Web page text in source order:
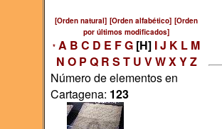
[Orden natural] [Orden alfabético] [Orden
por últimos modificados]
* A B C D E FG [H] IJ K L M
N O P Q R S T U VWXYZ
Número de elementos en
Cartagena: 123